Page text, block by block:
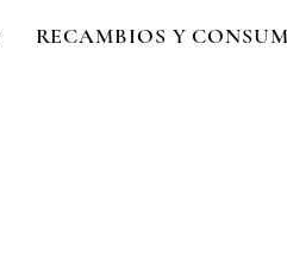
RECAMBIOS Y